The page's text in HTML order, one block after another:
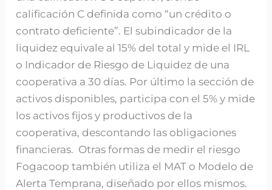
calificación C definida como “un crédito o
contrato deficiente”. El subindicador de la
liquidez equivale al 15% del total y mide el IRL
o Indicador de Riesgo de Liquidez de una
cooperativa a 30 días. Por último la sección de
activos disponibles, participa con el 5% y mide
los activos fijos y productivos de la
cooperativa, descontando las obligaciones
financieras. Otras formas de medir el riesgo
Fogacoop también utiliza el MAT o Modelo de
Alerta Temprana, diseñado por ellos mismos.